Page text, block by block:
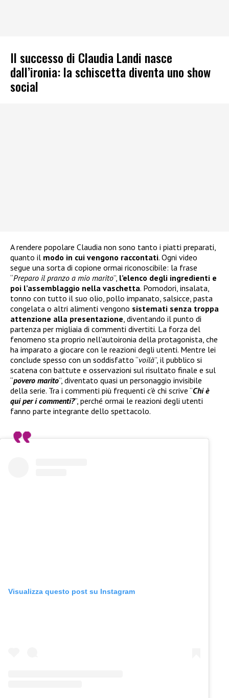
Il successo di Claudia Landi nasce
dall’ironia: la schiscetta diventa uno show
social
A rendere popolare Claudia non sono tanto i piatti preparati,
quanto il modo in cui vengono raccontati. Ogni video
segue una sorta di copione ormai riconoscibile: la frase
“Preparo il pranzo a mio marito”, l’elenco degli ingredienti e
poi l’assemblaggio nella vaschetta. Pomodori, insalata,
tonno con tutto il suo olio, pollo impanato, salsicce, pasta
congelata o altri alimenti vengono sistemati senza troppa
attenzione alla presentazione , diventando il punto di
partenza per migliaia di commenti divertiti. La forza del
fenomeno sta proprio nell’autoironia della protagonista, che
ha imparato a giocare con le reazioni degli utenti. Mentre lei
conclude spesso con un soddisfatto “voilà”, il pubblico si
scatena con battute e osservazioni sul risultato finale e sul
“povero marito”, diventato quasi un personaggio invisibile
della serie. Tra i commenti più frequenti c’è chi scrive “Chi è
qui per i commenti?”, perché ormai le reazioni degli utenti
fanno parte integrante dello spettacolo.
Visualizza questo post su Instagram